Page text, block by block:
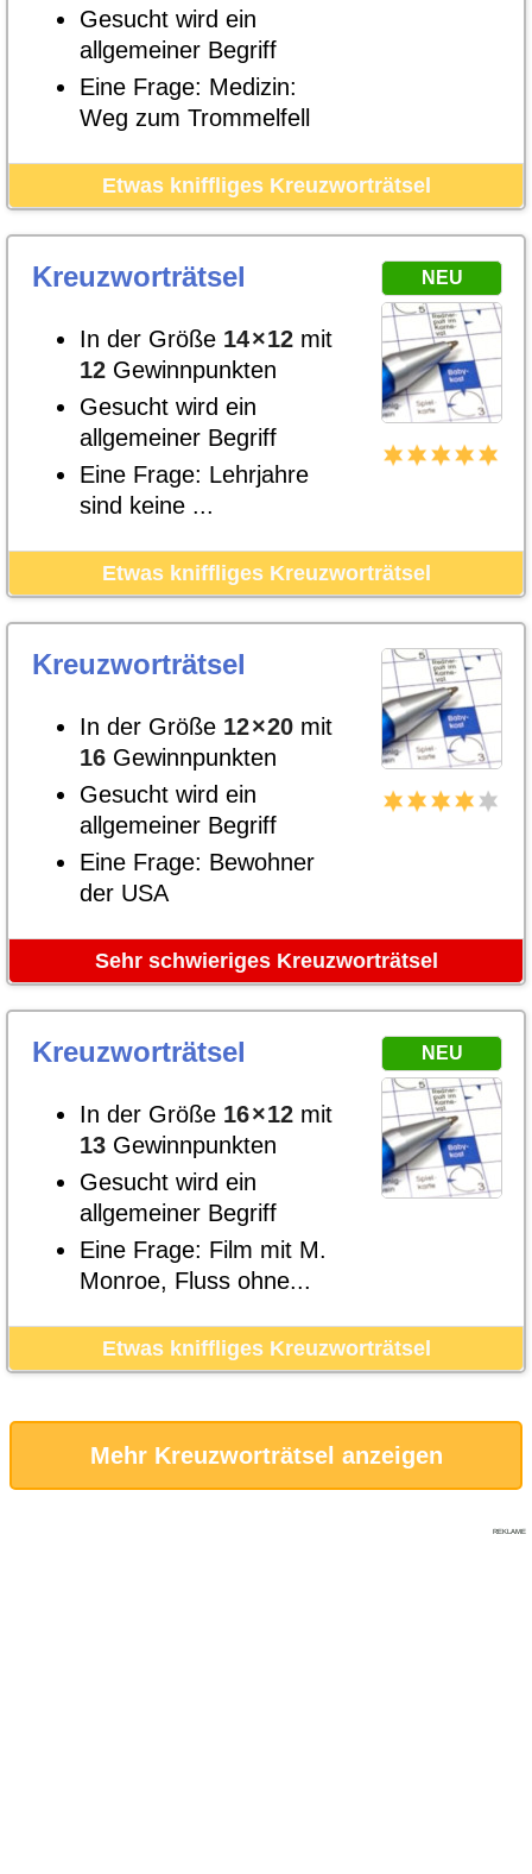
Gesucht wird ein
allgemeiner Begriff
Eine Frage: Medizin:
Weg zum Trommelfell
Etwas kniffliges Kreuzworträtsel
NEU
Kreuzworträtsel
In der Größe 14×12 mit
12 Gewinnpunkten
Gesucht wird ein
allgemeiner Begriff
Eine Frage: Lehrjahre
sind keine ...
Etwas kniffliges Kreuzworträtsel
Kreuzworträtsel
In der Größe 12×20 mit
16 Gewinnpunkten
Gesucht wird ein
allgemeiner Begriff
Eine Frage: Bewohner
der USA
Sehr schwieriges Kreuzworträtsel
NEU
Kreuzworträtsel
In der Größe 16×12 mit
13 Gewinnpunkten
Gesucht wird ein
allgemeiner Begriff
Eine Frage: Film mit M.
Monroe, Fluss ohne...
Etwas kniffliges Kreuzworträtsel
Mehr Kreuzworträtsel anzeigen
REKLAME